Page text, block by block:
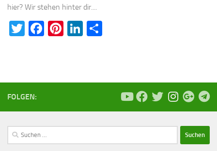
hier? Wir stehen hinter dir....
Twitter
Facebook
Pinterest
LinkedIn
FOLGEN:
Suchen
nach: